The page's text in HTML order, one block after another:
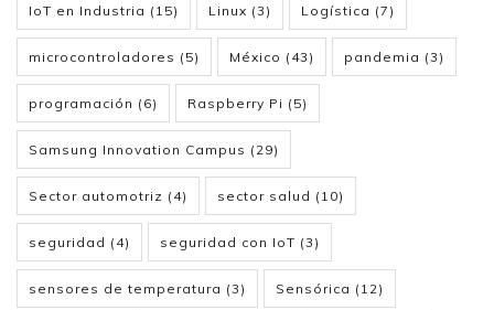
IoT en Industria (15) Linux (3) Logística (7)
microcontroladores (5) México (43) pandemia (3)
programación (6) Raspberry Pi (5)
Samsung Innovation Campus (29)
Sector automotriz (4) sector salud (10)
seguridad (4) seguridad con IoT (3)
sensores de temperatura (3) Sensórica (12)